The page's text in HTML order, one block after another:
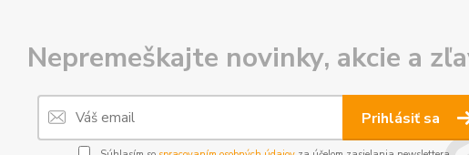
Nepremeškajte novinky, akcie a
Prihlásiť sa